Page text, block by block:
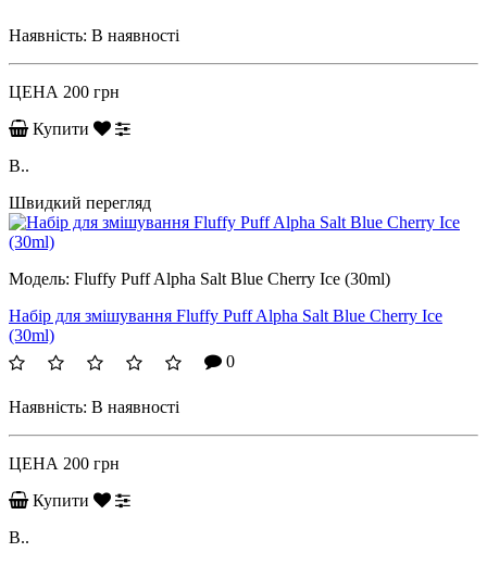
Наявність: В наявності
ЦЕНА 200 грн
Купити
B..
Швидкий перегляд
Модель: Fluffy Puff Alpha Salt Blue Cherry Ice (30ml)
Набір для змішування Fluffy Puff Alpha Salt Blue Cherry Ice
(30ml)
0
Наявність: В наявності
ЦЕНА 200 грн
Купити
B..